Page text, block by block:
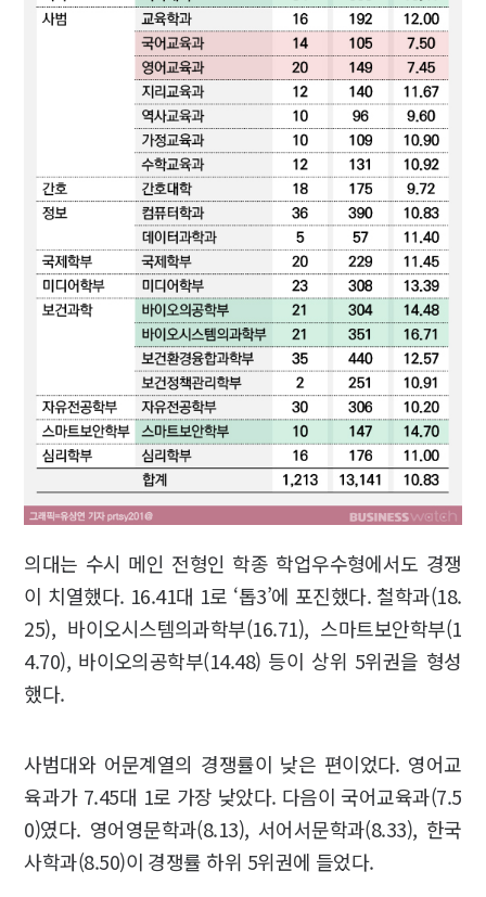
의대는 수시 메인 전형인 학종 학업우수형에서도 경쟁
이 치열했다. 16.41대 1로 ‘톱3’에 포진했다. 철학과(18.
25), 바이오시스템의과학부(16.71), 스마트보안학부(1
4.70), 바이오의공학부(14.48) 등이 상위 5위권을 형성
했다.
사범대와 어문계열의 경쟁률이 낮은 편이었다. 영어교
육과가 7.45대 1로 가장 낮았다. 다음이 국어교육과(7.5
0)였다. 영어영문학과(8.13), 서어서문학과(8.33), 한국
사학과(8.50)이 경쟁률 하위 5위권에 들었다.